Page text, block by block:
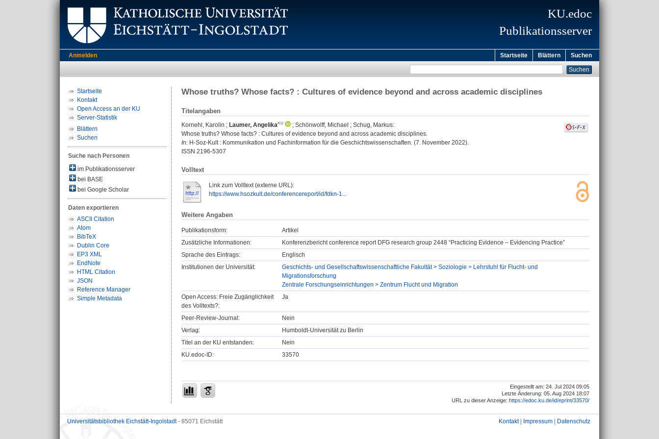
KU.edoc
Publikationsserver
Anmelden Startseite Blättern Suchen
Startseite
Kontakt
Open Access an der KU
Server-Statistik
Blättern
Suchen
Suche nach Personen
im Publikationsserver
bei BASE
bei Google Scholar
Daten exportieren
ASCII Citation
Atom
BibTeX
Dublin Core
EP3 XML
EndNote
HTML Citation
JSON
Reference Manager
Simple Metadata
Whose truths? Whose facts? : Cultures of evidence beyond and across academic disciplines
Titelangaben
Kornehl, Karolin ; Laumer, Angelika ; Schönwolff, Michael ; Schug, Markus:
Whose truths? Whose facts? : Cultures of evidence beyond and across academic disciplines.
In: H-Soz-Kult : Kommunikation und Fachinformation für die Geschichtswissenschaften. (7. November 2022).
ISSN 2196-5307
Volltext
Link zum Volltext (externe URL):
https://www.hsozkult.de/conferencereport/id/fdkn-1...
Weitere Angaben
Publikationsform:
Artikel
Zusätzliche Informationen:
Konferenzbericht conference report DFG research group 2448 “Practicing Evidence – Evidencing Practice”
Sprache des Eintrags:
Englisch
Institutionen der Universität:
Geschichts- und Gesellschaftswissenschaftliche Fakultät > Soziologie > Lehrstuhl für Flucht- und
Migrationsforschung
Zentrale Forschungseinrichtungen > Zentrum Flucht und Migration
Open Access: Freie Zugänglichkeit
des Volltexts?:
Ja
Peer-Review-Journal:
Nein
Verlag:
Humboldt-Universität zu Berlin
Titel an der KU entstanden:
Nein
KU.edoc-ID:
33570
Eingestellt am: 24. Jul 2024 09:05
Letzte Änderung: 05. Aug 2024 18:07
URL zu dieser Anzeige: https://edoc.ku.de/id/eprint/33570/
Universitätsbibliothek Eichstätt-Ingolstadt- 85071 Eichstätt Kontakt| Impressum Datenschutz